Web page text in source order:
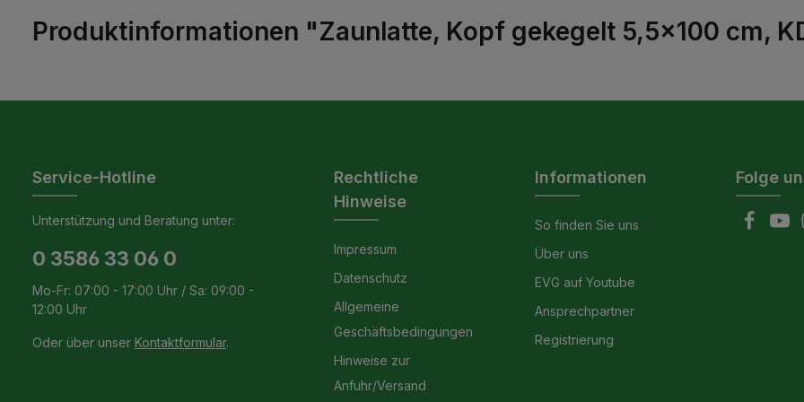
Produktinformationen "Zaunlatte, Kopf gekegelt 5,5x100 cm,
Service-Hotline
Unterstützung und Beratung unter:
0 3586 33 06 0
Mo-Fr: 07:00 - 17:00 Uhr / Sa: 09:00 -
12:00 Uhr
Oder über unser Kontaktformular.
Rechtliche
Hinweise
Impressum
Datenschutz
Allgemeine
Geschäftsbedingungen
Hinweise zur
Anfuhr/Versand
Informationen
So finden Sie uns
Über uns
EVG auf Youtube
Ansprechpartner
Registrierung
Folge